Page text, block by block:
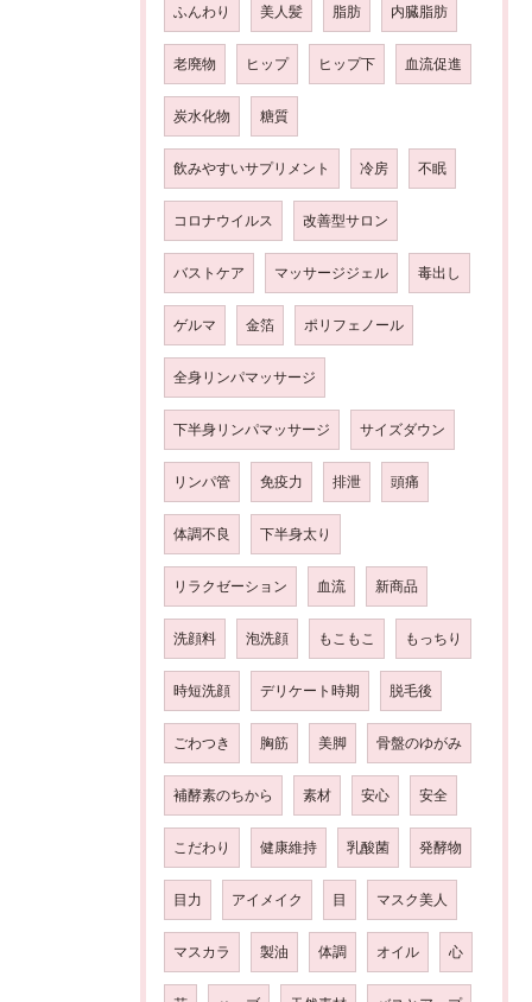
ふんわり 美人髪 脂肪 内臓脂肪
老廃物 ヒップ ヒップ下 血流促進
炭水化物 糖質
飲みやすいサプリメント 冷房 不眠
コロナウイルス 改善型サロン
バストケア マッサージジェル 毒出し
ゲルマ 金箔 ポリフェノール
全身リンパマッサージ
下半身リンパマッサージ サイズダウン
リンパ管 免疫力 排泄 頭痛
体調不良 下半身太り
リラクゼーション 血流 新商品
洗顔料 泡洗顔 もこもこ もっちり
時短洗顔 デリケート時期 脱毛後
ごわつき 胸筋 美脚 骨盤のゆがみ
補酵素のちから 素材 安心 安全
こだわり 健康維持 乳酸菌 発酵物
目力 アイメイク 目 マスク美人
マスカラ 製油 体調 オイル 心